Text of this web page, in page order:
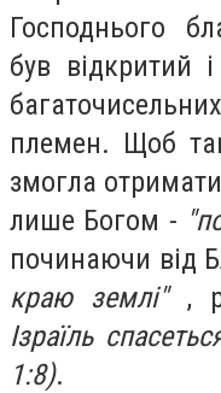
Господнього
був відкритий
племен. Щоб
змогла отримати
лише Богом -
починаючи від
краю землі" ,
Ізраїль
1:8).